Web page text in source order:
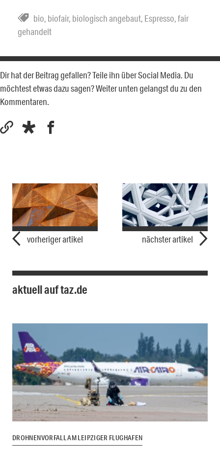
bio, biofair, biologisch angebaut, Espresso,fair
gehandelt
Dir hat der Beitrag gefallen? Teile ihn über Social Media. Du
möchtest etwas dazu sagen? Weiter unten gelangst du zu den
Kommentaren.
vorheriger artikel nächster artikel
aktuell auf taz.de
DROHNENVORFALL AM LEIPZIGER FLUGHAFEN